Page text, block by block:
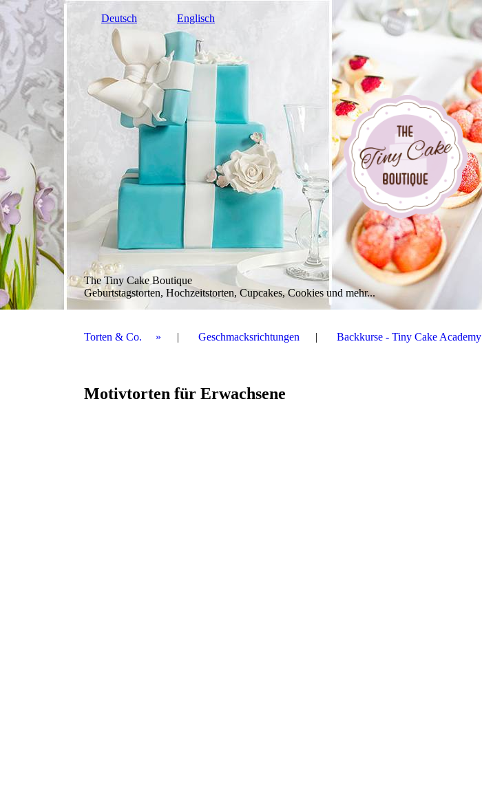
Deutsch Englisch
The Tiny Cake Boutique
Geburtstagstorten, Hochzeitstorten, Cupcakes, Cookies und mehr...
Torten & Co. Geschmacksrichtungen Backkurse - Tiny Cake Academy
Motivtorten für Erwachsene